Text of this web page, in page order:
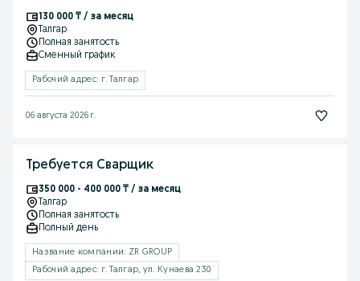
130 000 ₸ / за месяц
Талгар
Полная занятость
Сменный график
Рабочий адрес: г. Талгар
06 августа 2026 г.
Требуется Сварщик
350 000 - 400 000 ₸ / за месяц
Талгар
Полная занятость
Полный день
Название компании: ZR GROUP
Рабочий адрес: г. Талгар, ул. Кунаева 230